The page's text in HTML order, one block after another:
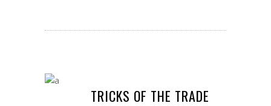
TRICKS OF THE TRADE